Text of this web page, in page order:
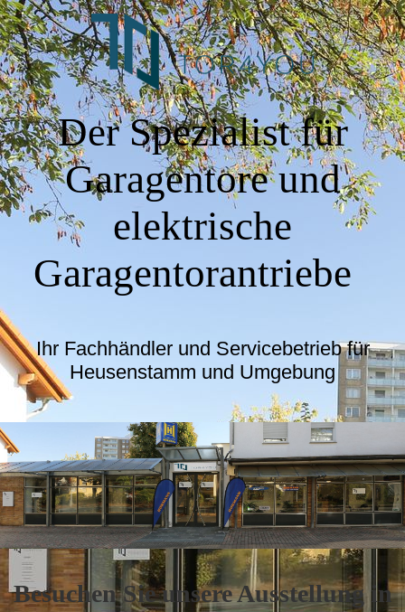
Der Spezialist für
Garagentore und
elektrische
Garagentorantriebe
Ihr Fachhändler und Servicebetrieb für
Heusenstamm und Umgebung
Besuchen Sie unsere Ausstellung in